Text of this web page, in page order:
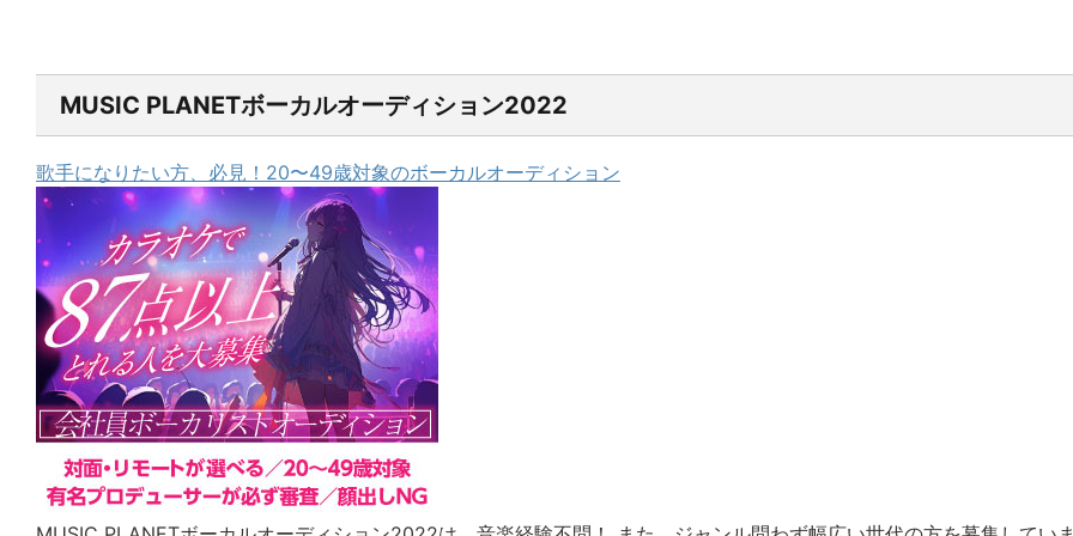
MUSIC PLANETボーカルオーディション2022
歌手になりたい方、必見！20〜49歳対象のボーカルオーディション